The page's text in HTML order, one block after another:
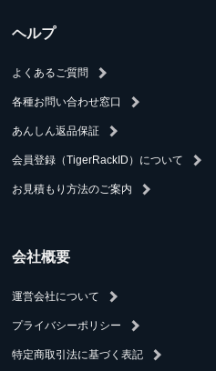
ヘルプ
よくあるご質問
各種お問い合わせ窓口
あんしん返品保証
会員登録（TigerRackID）について
お見積もり方法のご案内
会社概要
運営会社について
プライバシーポリシー
特定商取引法に基づく表記